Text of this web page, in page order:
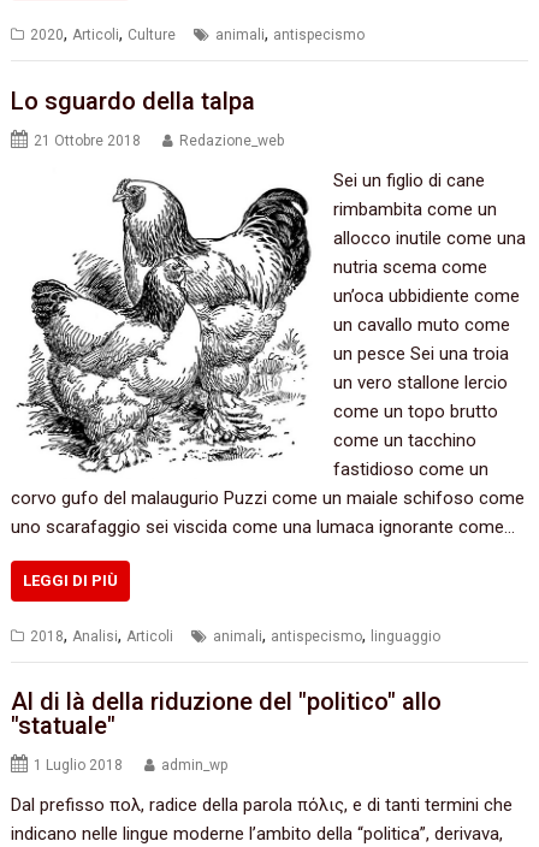
2020,Articoli, Culture animali, antispecismo
Lo sguardo della talpa
21 Ottobre 2018 Redazione_web
Sei un figlio di cane
rimbambita come un
allocco inutile come una
nutria scema come
un’oca ubbidiente come
un cavallo muto come
un pesce Sei una troia
un vero stallone lercio
come un topo brutto
come un tacchino
fastidioso come un
corvo gufo del malaugurio Puzzi come un maiale schifoso come
uno scarafaggio sei viscida come una lumaca ignorante come…
LEGGI DI PIÙ
2018, Analisi, Articoli animali, antispecismo, linguaggio
Al di là della riduzione del "politico" allo
"statuale"
1 Luglio 2018 admin_wp
Dal prefisso πολ, radice della parola πόλις, e di tanti termini che
indicano nelle lingue moderne l’ambito della “politica”, derivava,